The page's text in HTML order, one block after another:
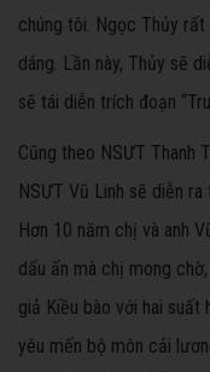
chúng tôi. Ngọc Thủy rất
dáng. Lần này, Thủy sẽ
sẽ tái diễn trích đoạn
Cũng theo NSƯT Thanh
NSƯT Vũ Linh sẽ diễn
Hơn 10 năm chị và anh
dấu ấn mà chị mong
giả Kiều bào với hai suất
yêu mến bộ môn cải